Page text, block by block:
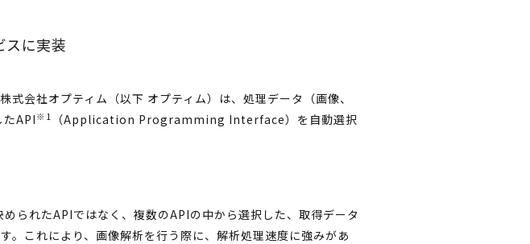
スに実装
会社オプティム（以下 オプティム）は、処理データ（画像、
たAPI ※1
（Application Programming Interface）を自動選択
られたAPIではなく、複数のAPIの中から選択した、取得データ
。これにより、画像解析を行う際に、解析処理速度に強みがあ